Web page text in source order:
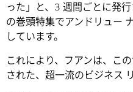
った」と、3 週間ごとに発
の巻頭特集でアンドリュー
しています。
これにより、フアンは、こ
された、超一流のビジネス